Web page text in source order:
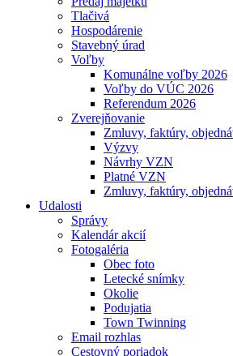
Tlačivá
Hospodárenie
Stavebný úrad
Voľby
Komunálne voľby 2026
Voľby do VÚC 2026
Referendum 2026
Zverejňovanie
Zmluvy, faktúry,
Výzvy
Návrhy VZN
Platné VZN
Zmluvy, faktúry,
Udalosti
Správy
Kalendár akcií
Fotogaléria
Obec foto
Letecké snímky
Okolie
Podujatia
Town Twinning
Email rozhlas
Cestovný poriadok